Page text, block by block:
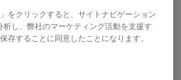
Collection Manager
ナルサービス
をクリックすると、サイトナビゲーション
し、弊社のマーケティング活動を支援す
存することに同意したことになります。